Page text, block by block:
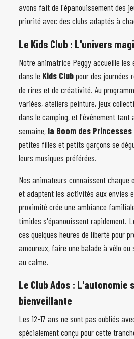
avons fait de l'épanouissement des
priorité avec des clubs adaptés à
Le Kids Club : L'univers
Notre animatrice Peggy accueille les enfants de 4 à 12 ans
dans le Kids Clubpour des journées
de rires et de créativité. Au
variées, ateliers peinture, jeux
dans le camping, et l'événement tant
semaine, la Boom des
petites filles et petits garçons se
leurs musiques préférées.
Nos animateurs connaissent chaque enfant par son prénom
et adaptent les activités aux envies
proximité crée une ambiance
timides s'épanouissent rapidement.
ces quelques heures de liberté pour
amoureux, faire une balade à vélo
au calme.
Le Club Ados : L'autonomie
bienveillante
Les 12-17 ans ne sont pas oubliés avec un Club Ados
spécialement conçu pour cette